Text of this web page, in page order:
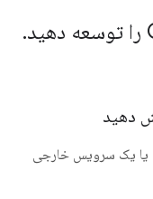
.
یا یک سرویس خارجی